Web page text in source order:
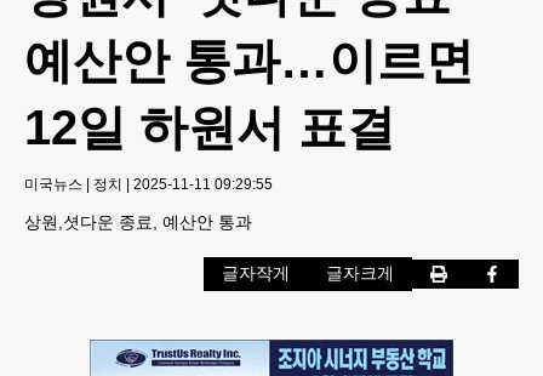
예산안 통과…이르면
12일 하원서 표결
미국뉴스 | 정치 | 2025-11-11 09:29:55
상원,셧다운 종료, 예산안 통과
글자작게 글자크게